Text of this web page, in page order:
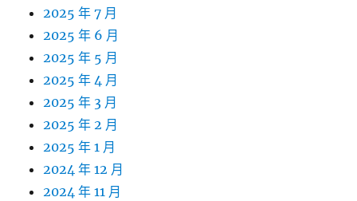
2025 年 7 月
2025 年 6 月
2025 年 5 月
2025 年 4 月
2025 年 3 月
2025 年 2 月
2025 年 1 月
2024 年 12 月
2024 年 11 月